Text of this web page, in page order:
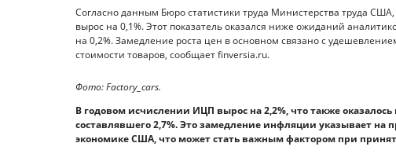
Согласно данным Бюро статистики труда Министерства труда
вырос на 0,1%. Этот показатель оказался ниже ожиданий
на 0,2%. Замедление роста цен в основном связано с
стоимости товаров, сообщает finversia.ru.
Фото: Factory_cars.
В годовом исчислении ИЦП вырос на 2,2%, что также
составлявшего 2,7%. Это замедление инфляции указывает
экономике США, что может стать важным фактором при